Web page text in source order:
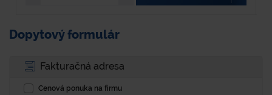
Dopytový formulár
Fakturačná adresa
Cenová ponuka na firmu